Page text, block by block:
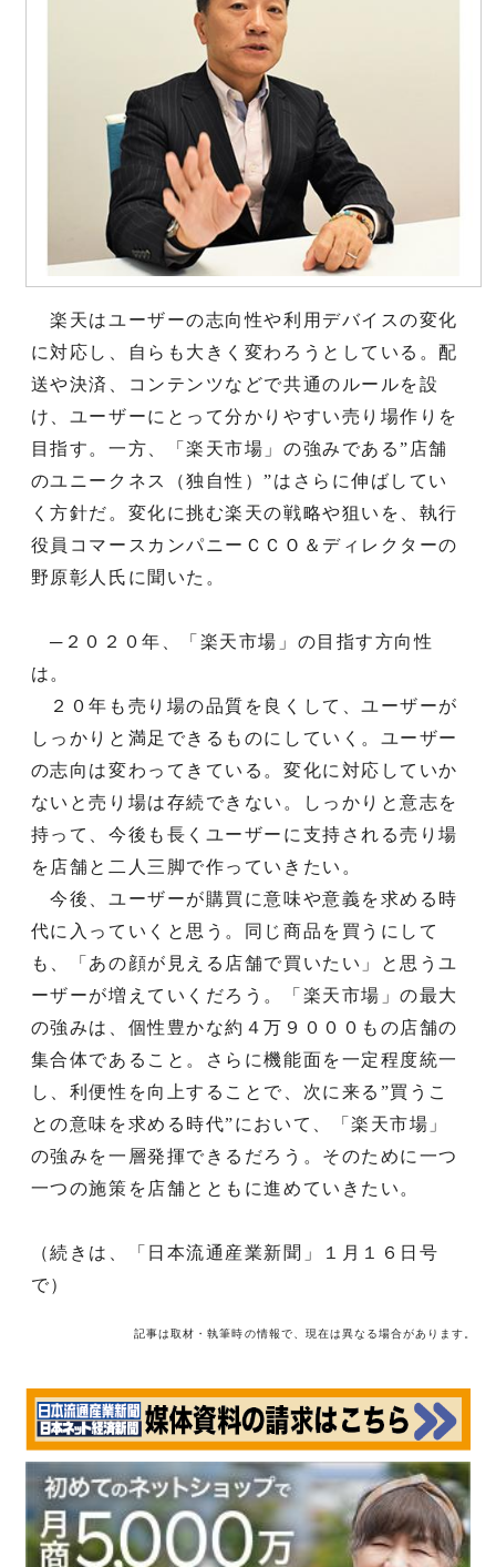
楽天はユーザーの志向性や利用デバイスの変化
に対応し、自らも大きく変わろうとしている。配
送や決済、コンテンツなどで共通のルールを設
け、ユーザーにとって分かりやすい売り場作りを
目指す。一方、「楽天市場」の強みである”店舗
のユニークネス（独自性）”はさらに伸ばしてい
く方針だ。変化に挑む楽天の戦略や狙いを、執行
役員コマースカンパニーＣＣＯ＆ディレクターの
野原彰人氏に聞いた。
─２０２０年、「楽天市場」の目指す方向性
は。
２０年も売り場の品質を良くして、ユーザーが
しっかりと満足できるものにしていく。ユーザー
の志向は変わってきている。変化に対応していか
ないと売り場は存続できない。しっかりと意志を
持って、今後も長くユーザーに支持される売り場
を店舗と二人三脚で作っていきたい。
今後、ユーザーが購買に意味や意義を求める時
代に入っていくと思う。同じ商品を買うにして
も、「あの顔が見える店舗で買いたい」と思うユ
ーザーが増えていくだろう。「楽天市場」の最大
の強みは、個性豊かな約４万９０００もの店舗の
集合体であること。さらに機能面を一定程度統一
し、利便性を向上することで、次に来る”買うこ
との意味を求める時代”において、「楽天市場」
の強みを一層発揮できるだろう。そのために一つ
一つの施策を店舗とともに進めていきたい。
（続きは、「日本流通産業新聞」１月１６日号
で）
記事は取材・執筆時の情報で、現在は異なる場合があります。